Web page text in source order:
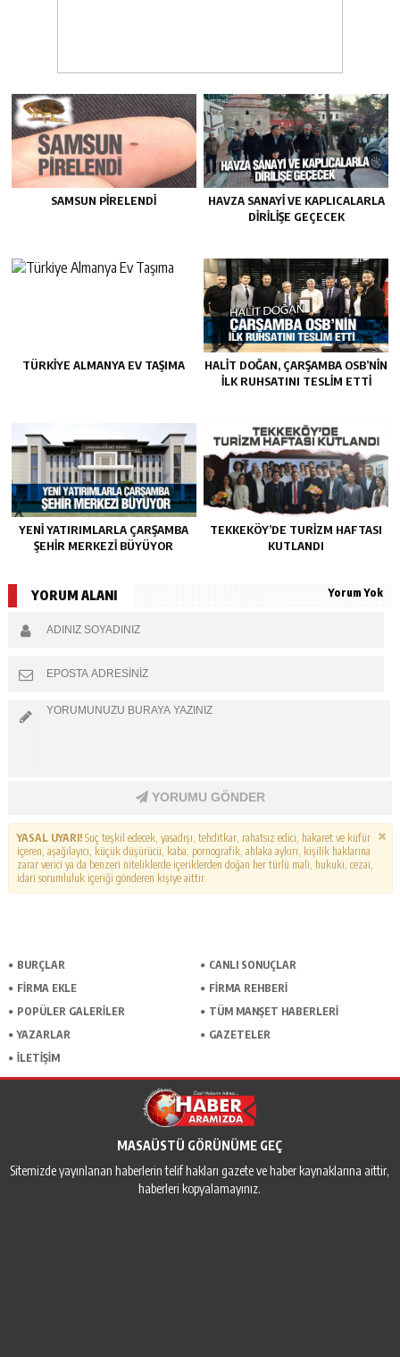
SAMSUN PIRELENDI
HAVZA SANAYI VE KAPLICALARLA
DIRILIŞE GEÇECEK
TÜRKIYE ALMANYA EV TAŞIMA
HALIT DOĞAN, ÇARŞAMBA OSB’NIN
İLK RUHSATINI TESLIM ETTI
YENI YATIRIMLARLA ÇARŞAMBA
ŞEHIR MERKEZI BÜYÜYOR
TEKKEKÖY’DE TURIZM HAFTASI
KUTLANDI
YORUM ALANI Yorum Yok
YORUMU GÖNDER
YASAL UYARI!Suç teşkil edecek, yasadışı, tehditkar, rahatsız edici, hakaret ve küfür
içeren, aşağılayıcı, küçük düşürücü, kaba, pornografik, ahlaka aykırı, kişilik haklarına
zarar verici ya da benzeri niteliklerde içeriklerden doğan her türlü mali, hukuki, cezai,
idari sorumluluk içeriği gönderen kişiye aittir.
BURÇLAR
CANLI SONUÇLAR
FİRMA EKLE
FİRMA REHBERİ
POPÜLER GALERİLER
TÜM MANŞET HABERLERİ
YAZARLAR
GAZETELER
İLETİŞİM
MASAÜSTÜ GÖRÜNÜME GEÇ
Sitemizde yayınlanan haberlerin telif hakları gazete ve haber kaynaklarına aittir,
haberleri kopyalamayınız.